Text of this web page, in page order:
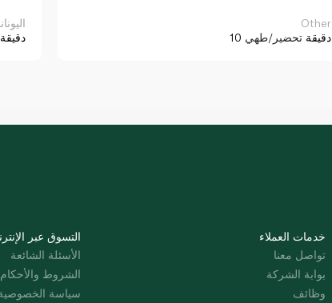
دقيقة
Other
10 دقيقة تحضير/طهي
التسوق عبر
الأسئلة الشائعة
الشروط والأحكام
سياسة
خدمات العملاء
تواصل معنا
بوابة الشركة
وظائف